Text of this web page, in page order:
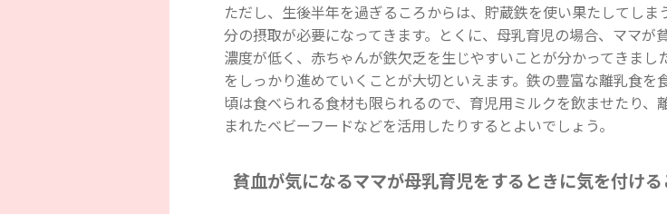
ただし、生後半年を過ぎるころからは、貯蔵鉄を使い果たしてし
分の摂取が必要になってきます。とくに、母乳育児の場合、ママ
濃度が低く、赤ちゃんが鉄欠乏を生じやすいことが分かってきま
をしっかり進めていくことが大切といえます。鉄の豊富な離乳食
頃は食べられる食材も限られるので、育児用ミルクを飲ませたり
まれたベビーフードなどを活用したりするとよいでしょう。
貧血が気になるママが母乳育児をするときに気を付ける